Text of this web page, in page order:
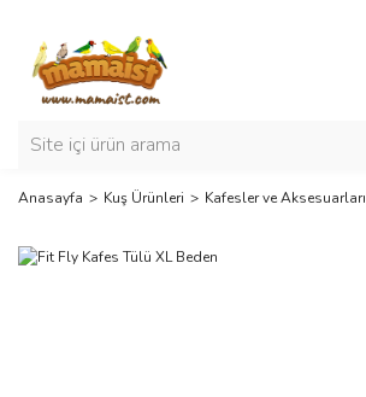
Anasayfa Kuş Ürünleri Kafesler ve Aksesuarları